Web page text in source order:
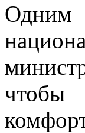
Одним
чтобы